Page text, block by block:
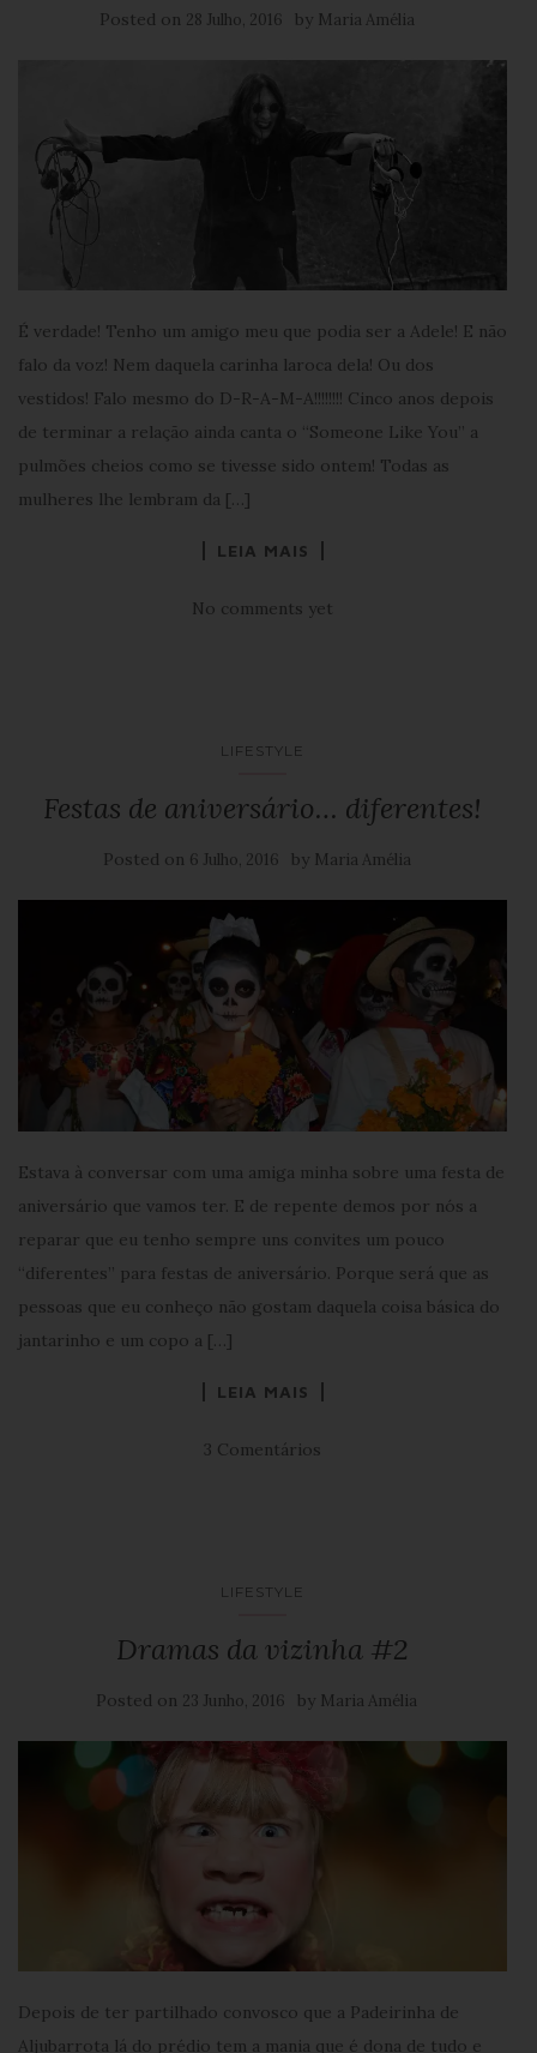
Posted on 28 Julho, 2016 by Maria Amélia
É verdade! Tenho um amigo meu que podia ser a Adele! E não
falo da voz! Nem daquela carinha laroca dela! Ou dos
vestidos! Falo mesmo do D-R-A-M-A!!!!!!!! Cinco anos depois
de terminar a relação ainda canta o “Someone Like You” a
pulmões cheios como se tivesse sido ontem! Todas as
mulheres lhe lembram da […]
LEIA MAIS
No comments yet
LIFESTYLE
Festas de aniversário… diferentes!
Posted on 6 Julho, 2016 by Maria Amélia
Estava à conversar com uma amiga minha sobre uma festa de
aniversário que vamos ter. E de repente demos por nós a
reparar que eu tenho sempre uns convites um pouco
“diferentes” para festas de aniversário. Porque será que as
pessoas que eu conheço não gostam daquela coisa básica do
jantarinho e um copo a […]
LEIA MAIS
3 Comentários
LIFESTYLE
Dramas da vizinha #2
Posted on 23 Junho, 2016 by Maria Amélia
Depois de ter partilhado convosco que a Padeirinha de
Aljubarrota lá do prédio tem a mania que é dona de tudo e